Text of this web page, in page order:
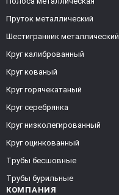
КОМПАНИЯ
Пруток металлический
Шестигранник металлический
Круг калиброванный
Круг кованый
Круг горячекатаный
Круг серебрянка
Круг низколегированный
Круг оцинкованный
Трубы бесшовные
Трубы бурильные